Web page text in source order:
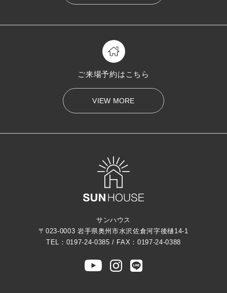
ご来場予約はこちら
VIEW MORE
サンハウス
〒023-0003 岩手県奥州市水沢佐倉河字後樋14-1
TEL：0197-24-0385 / FAX：0197-24-0388